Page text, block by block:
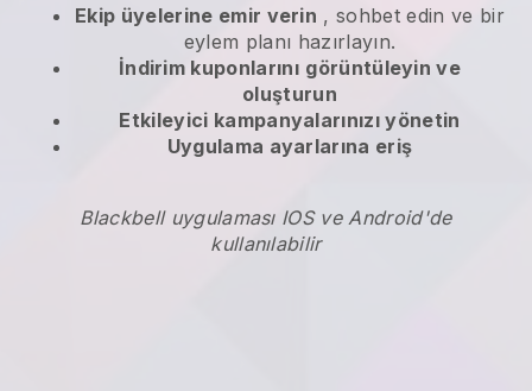
Ekip üyelerine emir verin , sohbet edin ve bir
eylem planı hazırlayın.
İndirim kuponlarını görüntüleyin ve
oluşturun
Etkileyici kampanyalarınızı yönetin
Uygulama ayarlarına eriş
Blackbell uygulaması IOS ve Android'de
kullanılabilir